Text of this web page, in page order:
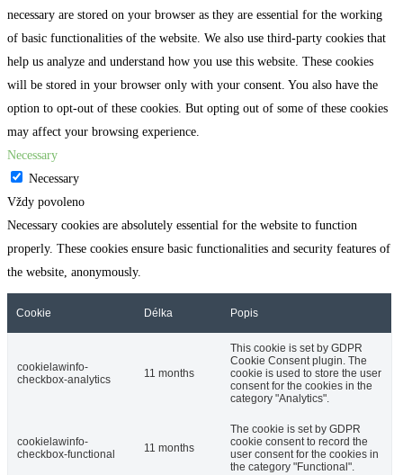
necessary are stored on your browser as they are essential for the working
of basic functionalities of the website. We also use third-party cookies that
help us analyze and understand how you use this website. These cookies
will be stored in your browser only with your consent. You also have the
option to opt-out of these cookies. But opting out of some of these cookies
may affect your browsing experience.
Necessary
Necessary
Vždy povoleno
Necessary cookies are absolutely essential for the website to function
properly. These cookies ensure basic functionalities and security features of
the website, anonymously.
Cookie Délka Popis
cookielawinfo-
checkbox-analytics
11 months
This cookie is set by GDPR
Cookie Consent plugin. The
cookie is used to store the user
consent for the cookies in the
category "Analytics".
cookielawinfo-
checkbox-functional
11 months
The cookie is set by GDPR
cookie consent to record the
user consent for the cookies in
the category "Functional".